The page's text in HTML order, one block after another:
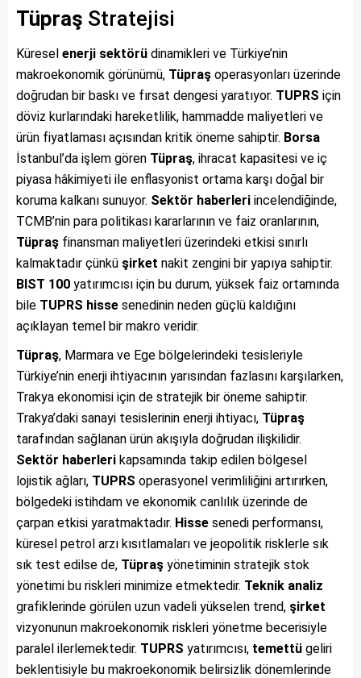
Tüpraş Stratejisi
Küresel enerji sektörü dinamikleri ve Türkiye’nin
makroekonomik görünümü, Tüpraş operasyonları üzerinde
doğrudan bir baskı ve fırsat dengesi yaratıyor. TUPRS için
döviz kurlarındaki hareketlilik, hammadde maliyetleri ve
ürün fiyatlaması açısından kritik öneme sahiptir. Borsa
İstanbul’da işlem gören Tüpraş, ihracat kapasitesi ve iç
piyasa hâkimiyeti ile enflasyonist ortama karşı doğal bir
koruma kalkanı sunuyor. Sektör haberleri incelendiğinde,
TCMB’nin para politikası kararlarının ve faiz oranlarının,
Tüpraş finansman maliyetleri üzerindeki etkisi sınırlı
kalmaktadır çünkü şirket nakit zengini bir yapıya sahiptir.
BIST 100 yatırımcısı için bu durum, yüksek faiz ortamında
bile TUPRS hisse senedinin neden güçlü kaldığını
açıklayan temel bir makro veridir.
Tüpraş, Marmara ve Ege bölgelerindeki tesisleriyle
Türkiye’nin enerji ihtiyacının yarısından fazlasını karşılarken,
Trakya ekonomisi için de stratejik bir öneme sahiptir.
Trakya’daki sanayi tesislerinin enerji ihtiyacı, Tüpraş
tarafından sağlanan ürün akışıyla doğrudan ilişkilidir.
Sektör haberleri kapsamında takip edilen bölgesel
lojistik ağları, TUPRS operasyonel verimliliğini artırırken,
bölgedeki istihdam ve ekonomik canlılık üzerinde de
çarpan etkisi yaratmaktadır. Hisse senedi performansı,
küresel petrol arzı kısıtlamaları ve jeopolitik risklerle sık
sık test edilse de, Tüpraş yönetiminin stratejik stok
yönetimi bu riskleri minimize etmektedir. Teknik analiz
grafiklerinde görülen uzun vadeli yükselen trend, şirket
vizyonunun makroekonomik riskleri yönetme becerisiyle
paralel ilerlemektedir. TUPRS yatırımcısı, temettü geliri
beklentisiyle bu makroekonomik belirsizlik dönemlerinde